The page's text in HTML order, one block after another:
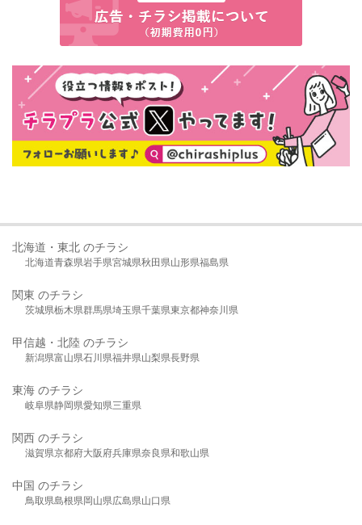
北海道・東北 のチラシ
北海道青森県岩手県宮城県秋田県山形県福島県
関東 のチラシ
茨城県栃木県群馬県埼玉県千葉県東京都神奈川県
甲信越・北陸 のチラシ
新潟県富山県石川県福井県山梨県長野県
東海 のチラシ
岐阜県静岡県愛知県三重県
関西 のチラシ
滋賀県京都府大阪府兵庫県奈良県和歌山県
中国 のチラシ
鳥取県島根県岡山県広島県山口県